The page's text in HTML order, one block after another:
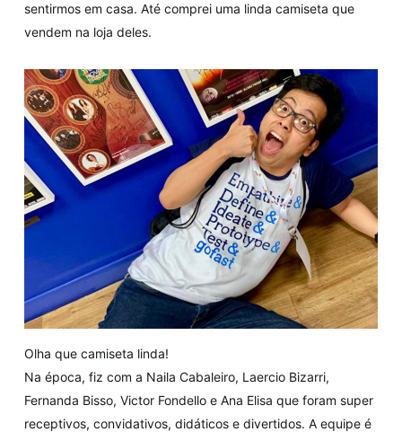
sentirmos em casa. Até comprei uma linda camiseta que
vendem na loja deles.
Olha que camiseta linda!
Na época, fiz com a Naila Cabaleiro, Laercio Bizarri,
Fernanda Bisso, Victor Fondello e Ana Elisa que foram super
receptivos, convidativos, didáticos e divertidos. A equipe é